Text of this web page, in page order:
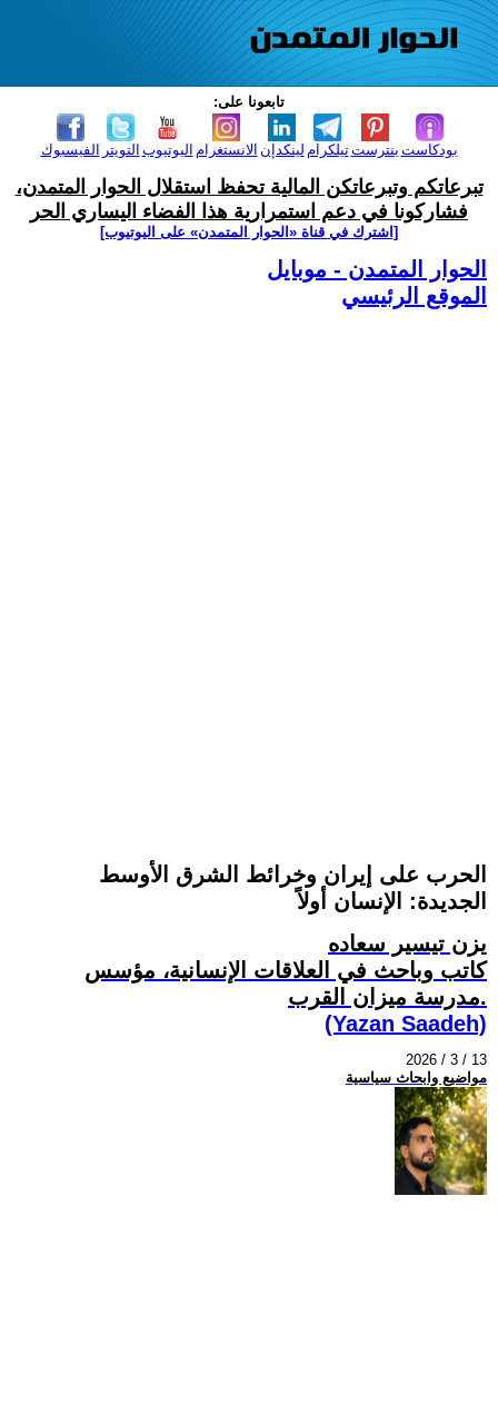
تابعونا على:
الفيسبوك التويتر اليوتيوب الانستغرام لينكدإن تيلكرامبنترست بودكاست
تبرعاتكم وتبرعاتكن المالية تحفظ استقلال الحوار المتمدن،
فشاركونا في دعم استمرارية هذا الفضاء اليساري الحر
[اشترك في قناة ‫«الحوار المتمدن» على اليوتيوب]
الحوار المتمدن - موبايل
الموقع الرئيسي
الحرب على إيران وخرائط الشرق الأوسط
الجديدة: الإنسان أولاً
يزن تيسير سعاده
كاتب وباحث في العلاقات الإنسانية، مؤسس
مدرسة ميزان القرب.
(Yazan Saadeh)
2026 / 3 / 13
مواضيع وابحاث سياسية